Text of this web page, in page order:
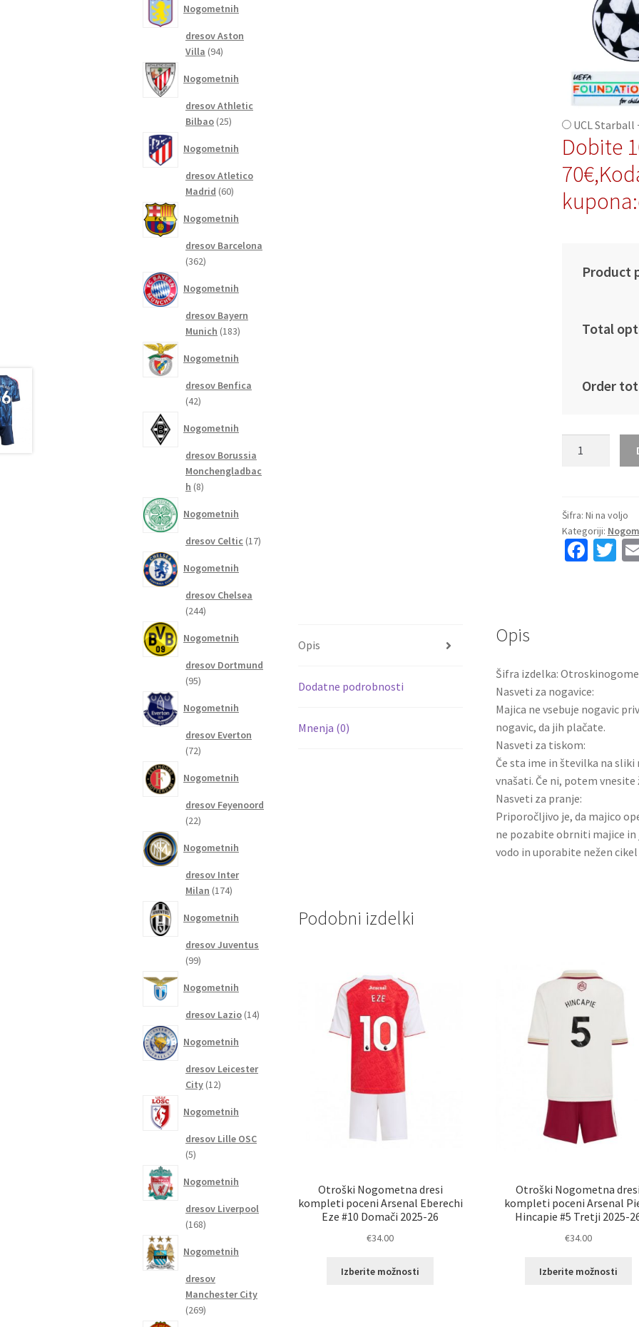
UCL Starball
Dobite
Product
Total
Order
poceni
Arsenal
Martin
Šifra: Ni na voljo
Kategoriji:
Fa
k
T
Opis
Dodatne podrobnosti
Mnenja (0)
Opis
Šifra izdelka:
Nasveti za nogavice:
Majica ne vsebuje nogavic
nogavic, da jih plačate.
Nasveti za tiskom:
Če sta ime in številka na
vnašati. Če ni, potem
Nasveti za pranje:
Priporočljivo je, da majico
ne pozabite obrniti majice
vodo in uporabite nežen
Podobni izdelki
Otroški Nogometna dresi
kompleti poceni Arsenal Eberechi
Eze #10 Domači 2025-26
€34.00
Izberite možnosti
Otroški Nogometna dresi
kompleti poceni Arsenal
Hincapie #5 Tretji 2025-
€34.00
Izberite možnosti
Nogometnih
dresov Aston
Villa 9494
Nogometnih
dresov Athletic
Bilbao 2525
Nogometnih
dresov Atletico
Madrid 6060
Nogometnih
dresov Barcelona
362362
Nogometnih
dresov Bayern
Munich 183183
Nogometnih
dresov Benfica
4242
Nogometnih
dresov Borussia
Monchengladbac
h 88
Nogometnih
dresov Celtic 1717
Nogometnih
dresov Chelsea
244244
Nogometnih
dresov Dortmund
9595
Nogometnih
dresov Everton
7272
Nogometnih
dresov Feyenoord
2222
Nogometnih
dresov Inter
Milan 174174
Nogometnih
dresov Juventus
9999
Nogometnih
dresov Lazio 1414
Nogometnih
dresov Leicester
City 1212
Nogometnih
dresov Lille OSC
55
Nogometnih
dresov Liverpool
168168
Nogometnih
dresov
Manchester City
269269